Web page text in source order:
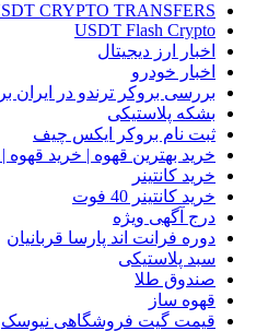
CRYPTO TRANSFERS
USDT Flash Crypto
اخبار ارز دیجیتال
اخبار خودرو
بررسی بروکر ترندو در ایران
بشکه پلاستیکی
ثبت نام بروکر ایکس چیف
خرید بهترین قهوه | خرید قهوه
خرید کانتینر
خرید کانتینر 40 فوت
درج آگهی ویژه
دوره فرانت اند پارسا قربانیان
سبد پلاستیکی
صندوق طلا
قهوه ساز
قیمت گیت فروشگاهی نیوسک